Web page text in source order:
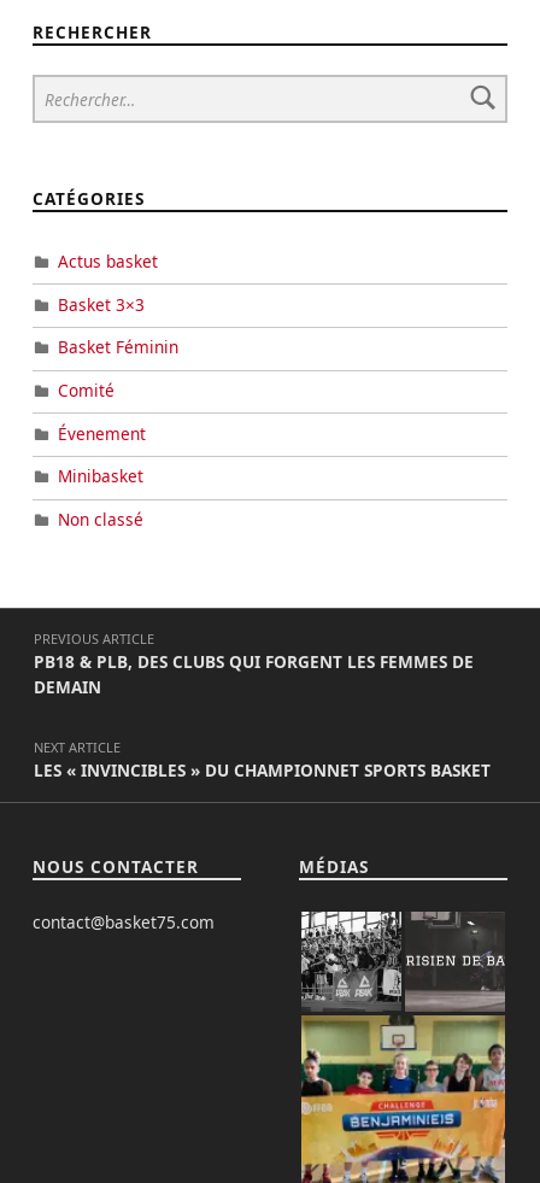
RECHERCHER
CATÉGORIES
Actus basket
Basket 3×3
Basket Féminin
Comité
Évenement
Minibasket
Non classé
PREVIOUS ARTICLE
PB18 & PLB, DES CLUBS QUI FORGENT LES FEMMES DE
DEMAIN
NEXT ARTICLE
LES « INVINCIBLES » DU CHAMPIONNET SPORTS BASKET
NOUS CONTACTER
contact@basket75.com
MÉDIAS